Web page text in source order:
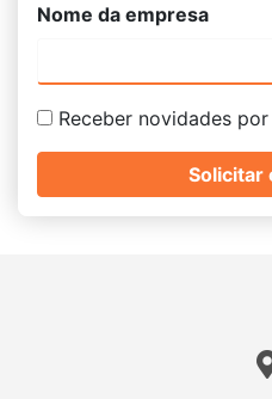
Nome da empresa
Receber novidades